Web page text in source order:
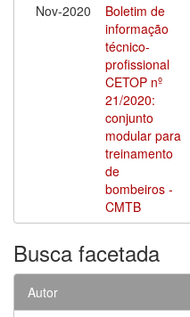
Nov-2020
Boletim de
informação
técnico-
profissional
CETOP nº
21/2020:
conjunto
modular para
treinamento
de
bombeiros -
CMTB
Busca facetada
Autor